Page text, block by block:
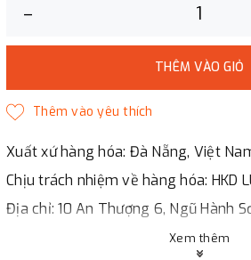
–
THÊM VÀO GIỎ
Xuất xứ hàng hóa: Đà Nẵng, Việt
Chịu trách nhiệm về hàng hóa: HKD
Địa chỉ: 10 An Thượng 6, Ngũ Hành
Xem thêm